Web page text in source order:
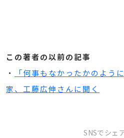
この著者の以前の記事
・
「何事もなかったかのよう
家、工藤広伸さんに聞く
SNSでシェ